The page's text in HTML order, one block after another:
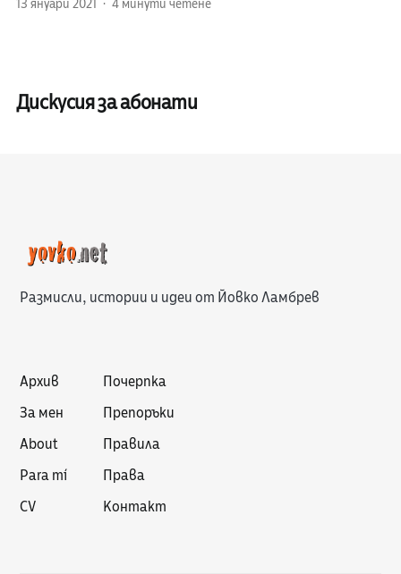
13 януари 2021 4 минути четене
Дискусия за абонати
Размисли, истории и идеи от Йовко Ламбрев
Архив
За мен
About
Para mí
CV
Почерпка
Препоръки
Правила
Права
Контакт